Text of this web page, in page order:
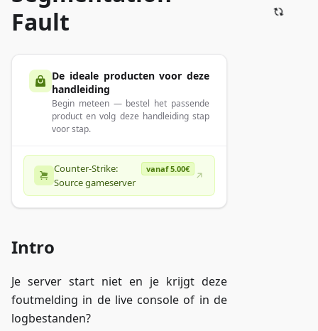
Fault
De ideale producten voor deze
handleiding
Begin meteen — bestel het passende
product en volg deze handleiding stap
voor stap.
Counter-Strike:
Source gameserver
vanaf 5.00€
Intro
Je server start niet en je krijgt deze
foutmelding in de live console of in de
logbestanden?